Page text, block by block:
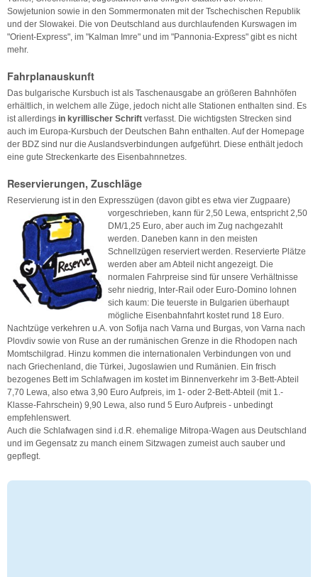
Sowjetunion sowie in den Sommermonaten mit der Tschechischen Republik
und der Slowakei. Die von Deutschland aus durchlaufenden Kurswagen im
"Orient-Express", im "Kalman Imre" und im "Pannonia-Express" gibt es nicht
mehr.
Fahrplanauskunft
Das bulgarische Kursbuch ist als Taschenausgabe an größeren Bahnhöfen
erhältlich, in welchem alle Züge, jedoch nicht alle Stationen enthalten sind. Es
ist allerdings in kyrillischer Schrift verfasst. Die wichtigsten Strecken sind
auch im Europa-Kursbuch der Deutschen Bahn enthalten. Auf der Homepage
der BDZ sind nur die Auslandsverbindungen aufgeführt. Diese enthält jedoch
eine gute Streckenkarte des Eisenbahnnetzes.
Reservierungen, Zuschläge
Reservierung ist in den Expresszügen (davon gibt es etwa vier Zugpaare)
vorgeschrieben, kann für 2,50 Lewa, entspricht 2,50
DM/1,25 Euro, aber auch im Zug nachgezahlt
werden. Daneben kann in den meisten
Schnellzügen reserviert werden. Reservierte Plätze
werden aber am Abteil nicht angezeigt. Die
normalen Fahrpreise sind für unsere Verhältnisse
sehr niedrig, Inter-Rail oder Euro-Domino lohnen
sich kaum: Die teuerste in Bulgarien überhaupt
mögliche Eisenbahnfahrt kostet rund 18 Euro.
Nachtzüge verkehren u.A. von Sofija nach Varna und Burgas, von Varna nach
Plovdiv sowie von Ruse an der rumänischen Grenze in die Rhodopen nach
Momtschilgrad. Hinzu kommen die internationalen Verbindungen von und
nach Griechenland, die Türkei, Jugoslawien und Rumänien. Ein frisch
bezogenes Bett im Schlafwagen im kostet im Binnenverkehr im 3-Bett-Abteil
7,70 Lewa, also etwa 3,90 Euro Aufpreis, im 1- oder 2-Bett-Abteil (mit 1.-
Klasse-Fahrschein) 9,90 Lewa, also rund 5 Euro Aufpreis - unbedingt
empfehlenswert.
Auch die Schlafwagen sind i.d.R. ehemalige Mitropa-Wagen aus Deutschland
und im Gegensatz zu manch einem Sitzwagen zumeist auch sauber und
gepflegt.